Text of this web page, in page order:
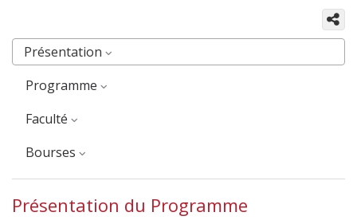
Présentation
Programme
faculté
Bourses
Présentation du Programme